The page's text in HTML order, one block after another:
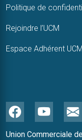
Politique de
Rejoindre l’UCM
Espace Adhérent UCM
Union Commerciale